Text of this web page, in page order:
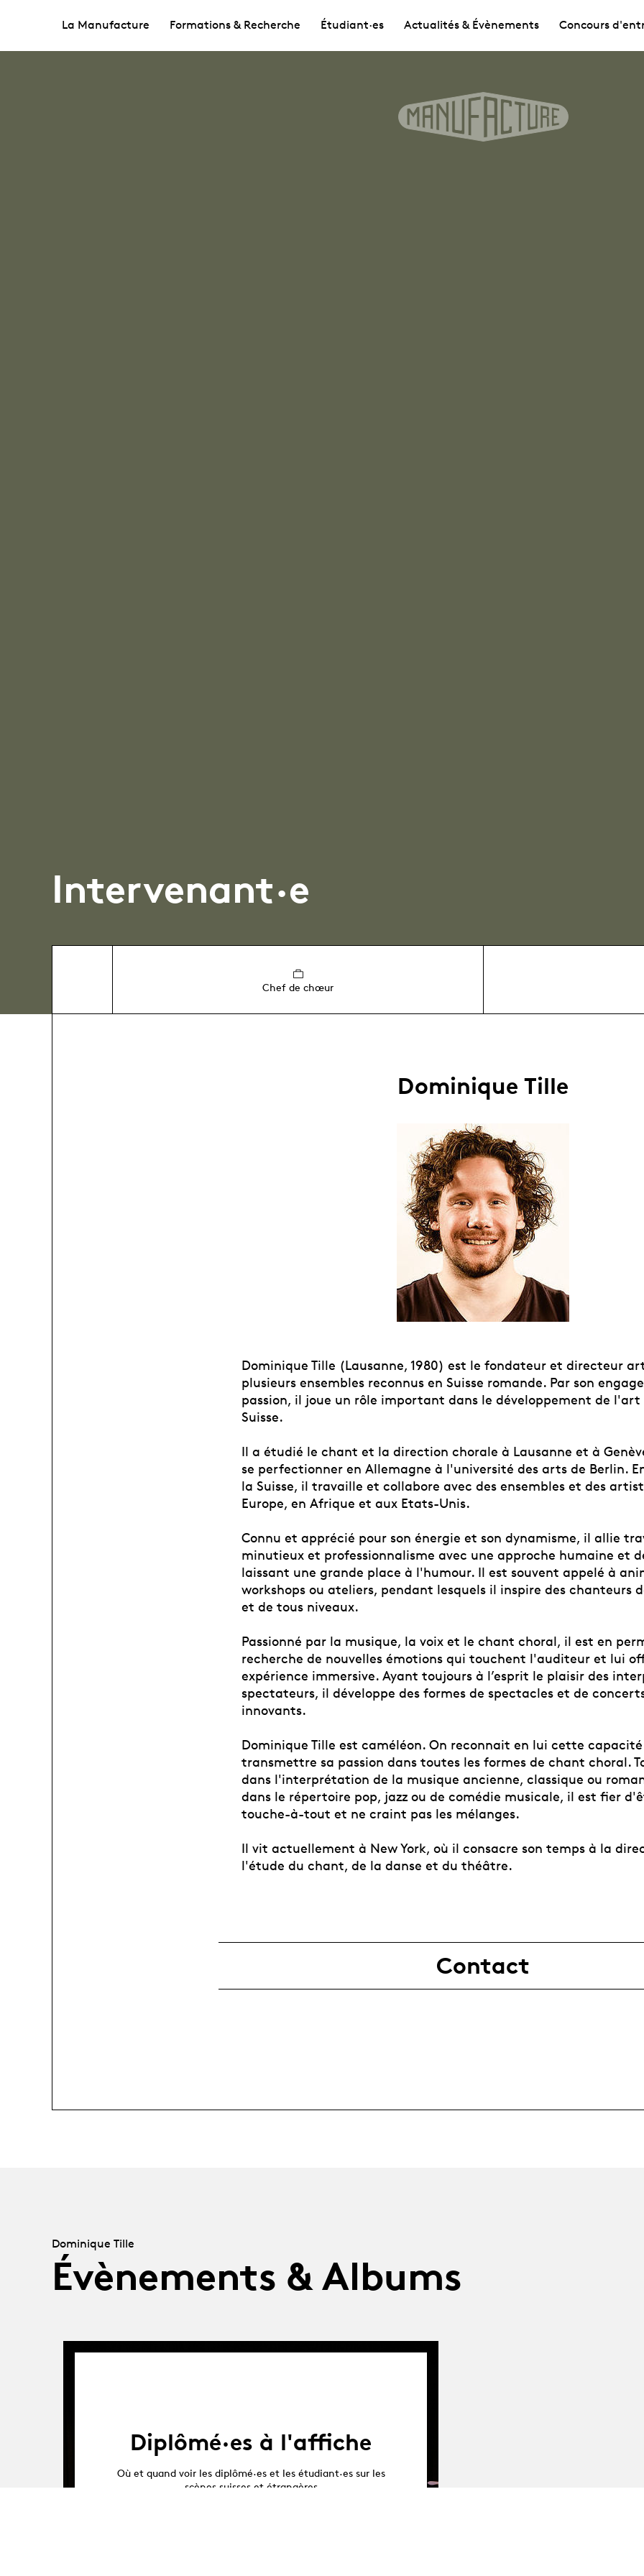
La Manufacture Formations & Recherche Étudiant·es Actualités & Évènements Concours
Intervenant·e
Chef de chœur
Dominique Tille
Dominique Tille (Lausanne, 1980) est le fondateur et directeur
plusieurs ensembles reconnus en Suisse romande. Par son
passion, il joue un rôle important dans le développement de l'art
Suisse.
Il a étudié le chant et la direction chorale à Lausanne et à
se perfectionner en Allemagne à l'université des arts de Berlin.
la Suisse, il travaille et collabore avec des ensembles et des
Europe, en Afrique et aux Etats-Unis.
Connu et apprécié pour son énergie et son dynamisme, il allie
minutieux et professionnalisme avec une approche humaine et
laissant une grande place à l'humour. Il est souvent appelé à
workshops ou ateliers, pendant lesquels il inspire des chanteurs
et de tous niveaux.
Passionné par la musique, la voix et le chant choral, il est en
recherche de nouvelles émotions qui touchent l'auditeur et lui
expérience immersive. Ayant toujours à l’esprit le plaisir des
spectateurs, il développe des formes de spectacles et de
innovants.
Dominique Tille est caméléon. On reconnait en lui cette
transmettre sa passion dans toutes les formes de chant choral.
dans l'interprétation de la musique ancienne, classique ou
dans le répertoire pop, jazz ou de comédie musicale, il est fier
touche-à-tout et ne craint pas les mélanges.
Il vit actuellement à New York, où il consacre son temps à la
l'étude du chant, de la danse et du théâtre.
Contact
Dominique Tille
Évènements & Albums
Diplômé·es à l'affiche
Où et quand voir les diplômé·es et les étudiant·es sur les
scènes suisses et étrangères